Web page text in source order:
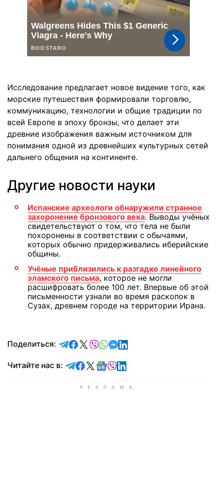
Исследование предлагает новое видение того, как
морские путешествия формировали торговлю,
коммуникацию, технологии и общие традиции по
всей Европе в эпоху бронзы, что делает эти
древние изображения важным источником для
понимания одной из древнейших культурных сетей
дальнего общения на континенте.
Другие новости науки
Испанские археологи обнаружили странное
захоронение бронзового века. Выводы учёных
свидетельствуют о том, что тела не были
похоронены в соответствии с обычаями,
которых обычно придерживались иберийские
общины.
Учёные приблизились к разгадке линейного
эламского письма, которое не могли
расшифровать более 100 лет. Впервые об этой
письменности узнали во время раскопок в
Сузах, древнем городе на территории Ирана.
Поделиться: отправить в Telegram
поделиться в Facebook
поделиться в X
отправить в Viber
отправить в Whatsapp
отправить в Messenger
отправить в LinkedIn
Читайте нас в: Читайте в Telegram
Читайте в Facebook
Читайте в X
Читайте в Google news
Читайте в Viber
Читайте в LinkedIn